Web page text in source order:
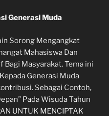
Generasi Muda
Sorong Mengangkat
Mahasiswa Dan
Masyarakat. Tema ini
Generasi Muda
Sebagai Contoh,
Pada Wisuda Tahun
UNTUK MENCIPTAK